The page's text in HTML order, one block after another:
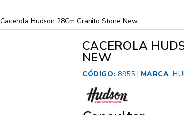
Cacerola Hudson 28Cm Granito Stone New
CACEROLA
NEW
CÓDIGO: 8955 | MARCA: